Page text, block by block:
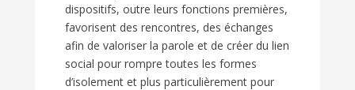
dispositifs, outre leurs fonctions premières,
favorisent des rencontres, des échanges
afin de valoriser la parole et de créer du lien
social pour rompre toutes les formes
d’isolement et plus particulièrement pour